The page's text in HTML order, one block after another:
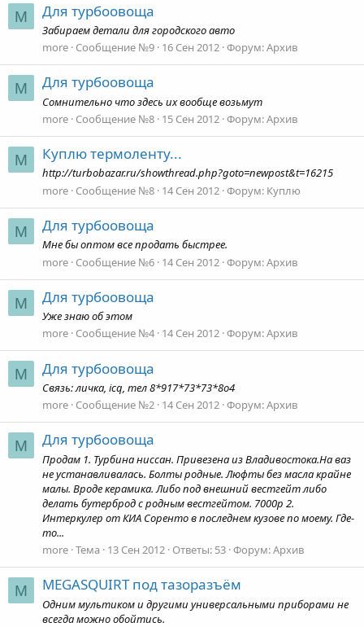
M Для турбоовоща
Забираем детали для городского авто
more Сообщение №9 16 Сен 2012 Форум:Архив
M Для турбоовоща
Cомнительно что здесь их вообще возьмут
more Сообщение №8 15 Сен 2012 Форум:Архив
M Куплю термоленту...
http://turbobazar.ru/showthread.php?goto=newpost&t=16215
more Сообщение №8 14 Сен 2012 Форум: Куплю
M Для турбоовоща
Мне бы оптом все продать быстрее.
more Сообщение №6 14 Сен 2012 Форум:Архив
M Для турбоовоща
Уже знаю об этом
more Сообщение №4 14 Сен 2012 Форум:Архив
M Для турбоовоща
Связь: личка, icq, тел 8*917*73*73*8о4
more Сообщение №2 14 Сен 2012 Форум:Архив
M Для турбоовоща
Продам 1. Турбина ниссан. Привезена из Владивостока.На ваз
не устанавливалась. Болты родные. Люфты без масла крайне
малы. Вроде керамика. Либо под внешний вестгейт либо
делать бутерброд с родным вестгейтом. 7000р 2.
Интеркулер от КИА Соренто в последнем кузове по моему. Где-
то...
more Тема 13 Сен 2012 Ответы: 53 Форум:Архив
M MEGASQUIRT под тазоразъём
Одним мультиком и другими универсальными приборами не
всегда можно обойтись.